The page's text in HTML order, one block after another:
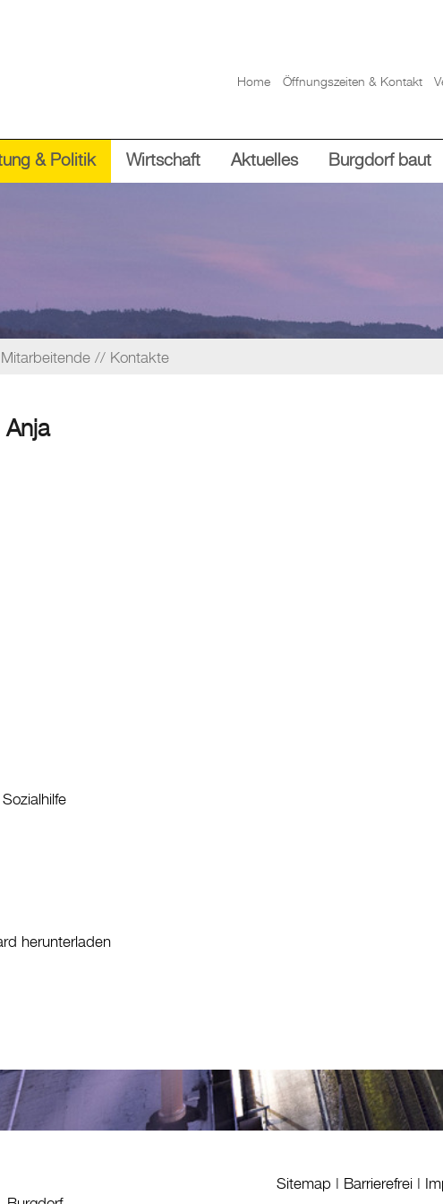
Home Öffnungszeiten & Kontakt
& Politik Wirtschaft Aktuelles Burgdorf baut
Mitarbeitende Kontakte
Anja
herunterladen
Sitemap Barrierefrei